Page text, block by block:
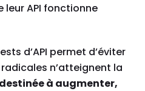
API fonctionne
d’API permet d’éviter
n’atteignent la
à augmenter,